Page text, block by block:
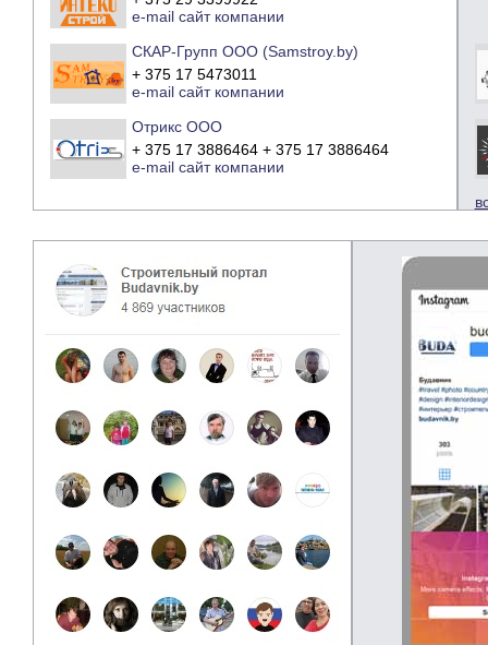
e-mail сайт компании
СКАР-Групп ООО (Samstroy.by)
+ 375 17 5473011
e-mail сайт компании
Отрикс ООО
+ 375 17 3886464 + 375 17 3886464
e-mail сайт компании